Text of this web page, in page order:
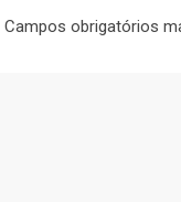
Campos obrigatórios